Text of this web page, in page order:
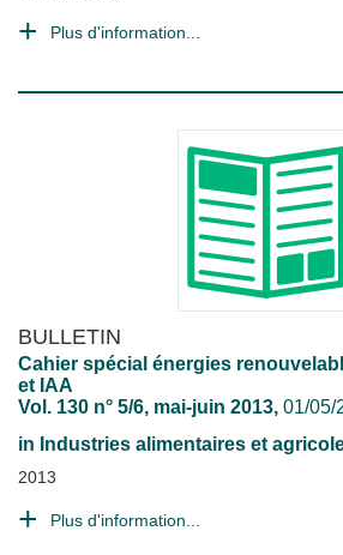
Plus d'information...
BULLETIN
Cahier spécial énergies
et IAA
Vol. 130 n° 5/6, mai-juin 2013, 01/05/
in Industries alimentaires et
2013
Plus d'information...